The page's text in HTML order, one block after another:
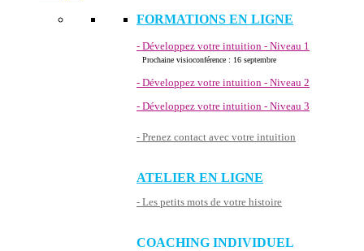
FORMATIONS EN LIGNE
- Développez votre intuition - Niveau 1
Prochaine visioconférence : 16 septembre
- Développez votre intuition - Niveau 2
- Développez votre intuition - Niveau 3
- Prenez contact avec votre intuition
ATELIER EN LIGNE
- Les petits mots de votre histoire
COACHING INDIVIDUEL